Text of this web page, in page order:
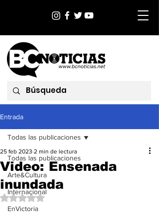
Entrada
Todas las publicaciones
Arte&Cultura
Internacional
EnVictoria
Todas las publicaciones
Video: Ensenada
inundada
25 feb 2023 2 min de lectura
Obtuvo NaN de 5 estrellas.